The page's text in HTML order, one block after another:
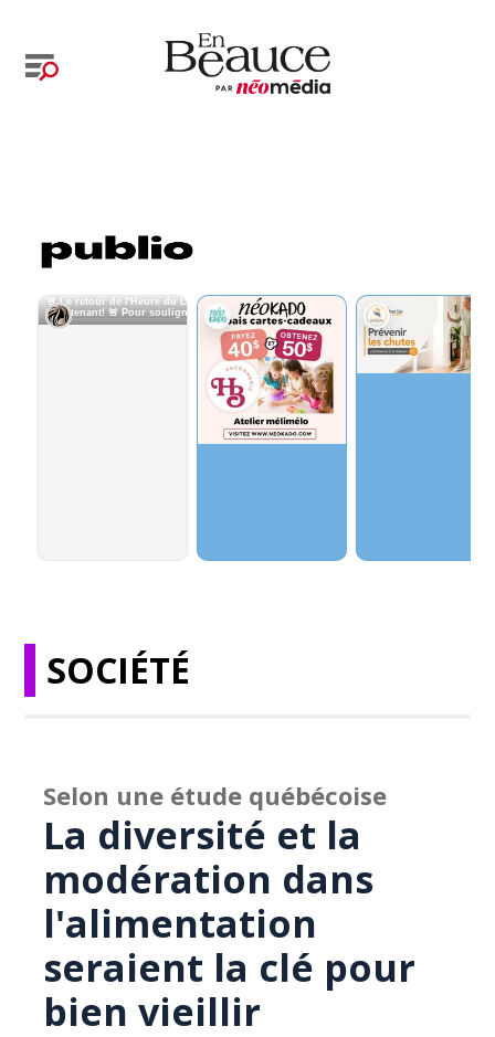
SOCIÉTÉ
Selon une étude québécoise
La diversité et la
modération dans
l'alimentation
seraient la clé pour
bien vieillir